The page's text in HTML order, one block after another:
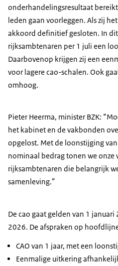
onderhandelingsresultaat
leden gaan voorleggen. Als zij
akkoord definitief gesloten. In
rijksambtenaren per 1 juli een
Daarbovenop krijgen zij een
voor lagere cao-schalen. Ook
omhoog.
Pieter Heerma, minister BZK:
het kabinet en de vakbonden
opgelost. Met de loonstijging
nominaal bedrag tonen we onze
rijksambtenaren die belangrijk
samenleving.”
De cao gaat gelden van 1
2026. De afspraken op
CAO van 1 jaar, met een
Eenmalige uitkering